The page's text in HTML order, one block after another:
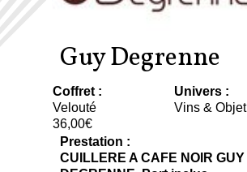
Guy Degrenne
Coffret :
Velouté
36,00€
Univers :
Vins & Objet
Prestation :
CUILLERE A CAFE NOIR GUY